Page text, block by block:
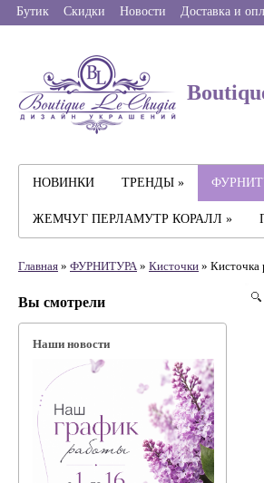
Бутик Скидки Новости Доставка и
НОВИНКИ ТРЕНДЫ »
ЖЕМЧУГ ПЕРЛАМУТР КОРАЛЛ »
Главная » ФУРНИТУРА» Кисточки » Кисточка
Вы смотрели
Наши новости